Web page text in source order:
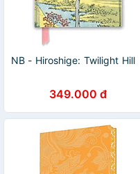
NB - Hiroshige: Twilight Hill
349.000 đ